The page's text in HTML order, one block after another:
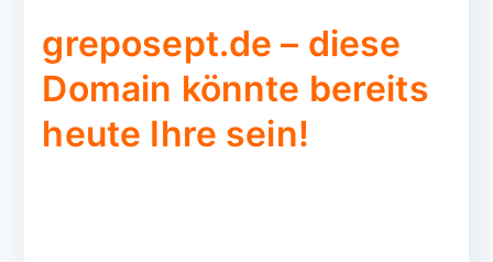
greposept.de – diese
Domain könnte bereits
heute Ihre sein!